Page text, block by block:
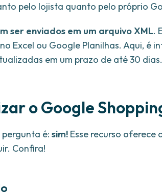
pelo lojista quanto pelo próprio
ser enviados em um arquivo XML.
Excel ou Google Planilhas. Aqui, é
em um prazo de até 30 dias.
o Google
é: sim! Esse recurso oferece
Confira!